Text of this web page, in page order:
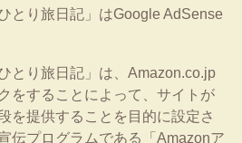
とり旅日記」はGoogle AdSense
とり旅日記」は、Amazon.co.jp
をすることによって、サイトが
を提供することを目的に設定さ
伝プログラムである「Amazonア